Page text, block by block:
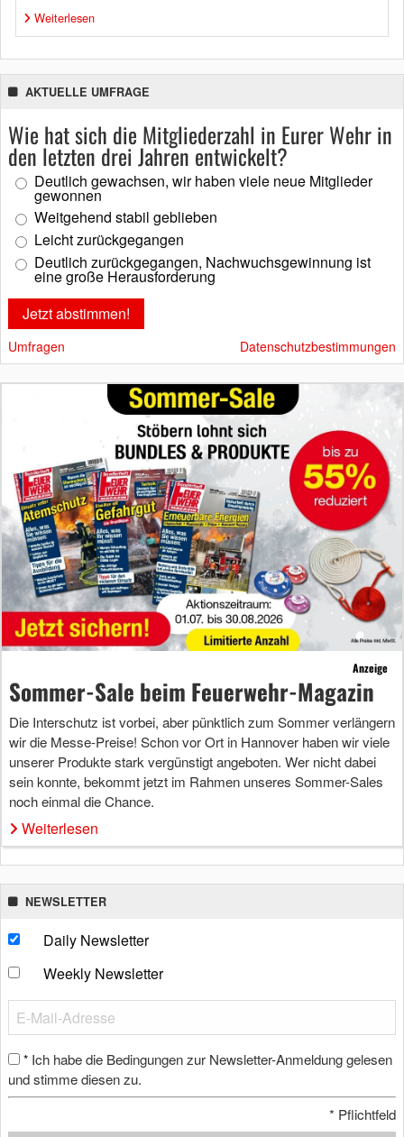
Weiterlesen
AKTUELLE UMFRAGE
Wie hat sich die Mitgliederzahl in Eurer Wehr in
den letzten drei Jahren entwickelt?
Deutlich gewachsen, wir haben viele neue Mitglieder
gewonnen
Weitgehend stabil geblieben
Leicht zurückgegangen
Deutlich zurückgegangen, Nachwuchsgewinnung ist
eine große Herausforderung
Umfragen Datenschutzbestimmungen
Anzeige
Sommer-Sale beim Feuerwehr-Magazin
Die Interschutz ist vorbei, aber pünktlich zum Sommer verlängern
wir die Messe-Preise! Schon vor Ort in Hannover haben wir viele
unserer Produkte stark vergünstigt angeboten. Wer nicht dabei
sein konnte, bekommt jetzt im Rahmen unseres Sommer-Sales
noch einmal die Chance.
Weiterlesen
NEWSLETTER
Daily Newsletter
Weekly Newsletter
* Ich habe die Bedingungen zur Newsletter-Anmeldung gelesen
und stimme diesen zu.
* Pflichtfeld